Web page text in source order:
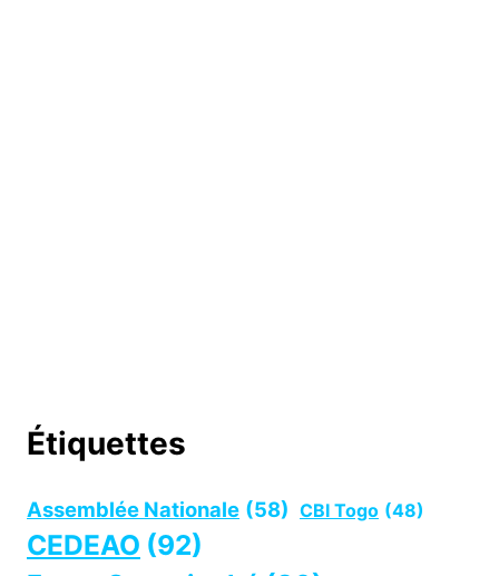
Étiquettes
Assemblée Nationale (58) CBI Togo (48)
CEDEAO (92)